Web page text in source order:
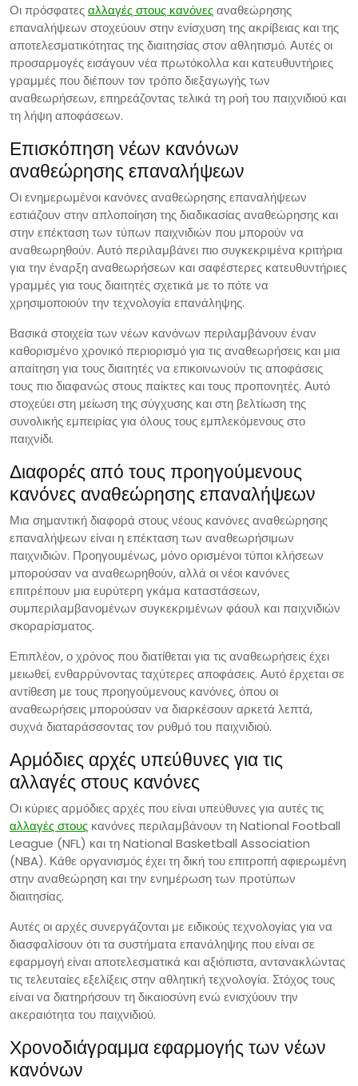
Οι πρόσφατεςαλλαγές στους κανόνεςαναθεώρησης
επαναλήψεων στοχεύουν στην ενίσχυση της ακρίβειας και της
αποτελεσματικότητας της διαιτησίας στον αθλητισμό. Αυτές οι
προσαρμογές εισάγουν νέα πρωτόκολλα και κατευθυντήριες
γραμμές που διέπουν τον τρόπο διεξαγωγής των
αναθεωρήσεων, επηρεάζοντας τελικά τη ροή του παιχνιδιού και
τη λήψη αποφάσεων.
Επισκόπηση νέων κανόνων
αναθεώρησης επαναλήψεων
Οι ενημερωμένοι κανόνες αναθεώρησης επαναλήψεων
εστιάζουν στην απλοποίηση της διαδικασίας αναθεώρησης και
στην επέκταση των τύπων παιχνιδιών που μπορούν να
αναθεωρηθούν. Αυτό περιλαμβάνει πιο συγκεκριμένα κριτήρια
για την έναρξη αναθεωρήσεων και σαφέστερες κατευθυντήριες
γραμμές για τους διαιτητές σχετικά με το πότε να
χρησιμοποιούν την τεχνολογία επανάληψης.
Βασικά στοιχεία των νέων κανόνων περιλαμβάνουν έναν
καθορισμένο χρονικό περιορισμό για τις αναθεωρήσεις και μια
απαίτηση για τους διαιτητές να επικοινωνούν τις αποφάσεις
τους πιο διαφανώς στους παίκτες και τους προπονητές. Αυτό
στοχεύει στη μείωση της σύγχυσης και στη βελτίωση της
συνολικής εμπειρίας για όλους τους εμπλεκόμενους στο
παιχνίδι.
Διαφορές από τους προηγούμενους
κανόνες αναθεώρησης επαναλήψεων
Μια σημαντική διαφορά στους νέους κανόνες αναθεώρησης
επαναλήψεων είναι η επέκταση των αναθεωρήσιμων
παιχνιδιών. Προηγουμένως, μόνο ορισμένοι τύποι κλήσεων
μπορούσαν να αναθεωρηθούν, αλλά οι νέοι κανόνες
επιτρέπουν μια ευρύτερη γκάμα καταστάσεων,
συμπεριλαμβανομένων συγκεκριμένων φάουλ και παιχνιδιών
σκοραρίσματος.
Επιπλέον, ο χρόνος που διατίθεται για τις αναθεωρήσεις έχει
μειωθεί, ενθαρρύνοντας ταχύτερες αποφάσεις. Αυτό έρχεται σε
αντίθεση με τους προηγούμενους κανόνες, όπου οι
αναθεωρήσεις μπορούσαν να διαρκέσουν αρκετά λεπτά,
συχνά διαταράσσοντας τον ρυθμό του παιχνιδιού.
Αρμόδιες αρχές υπεύθυνες για τις
αλλαγές στους κανόνες
Οι κύριες αρμόδιες αρχές που είναι υπεύθυνες για αυτές τις
αλλαγές στους κανόνες περιλαμβάνουν τη National Football
League (NFL) και τη National Basketball Association
(NBA). Κάθε οργανισμός έχει τη δική του επιτροπή αφιερωμένη
στην αναθεώρηση και την ενημέρωση των προτύπων
διαιτησίας.
Αυτές οι αρχές συνεργάζονται με ειδικούς τεχνολογίας για να
διασφαλίσουν ότι τα συστήματα επανάληψης που είναι σε
εφαρμογή είναι αποτελεσματικά και αξιόπιστα, αντανακλώντας
τις τελευταίες εξελίξεις στην αθλητική τεχνολογία. Στόχος τους
είναι να διατηρήσουν τη δικαιοσύνη ενώ ενισχύουν την
ακεραιότητα του παιχνιδιού.
Χρονοδιάγραμμα εφαρμογής των νέων
κανόνων